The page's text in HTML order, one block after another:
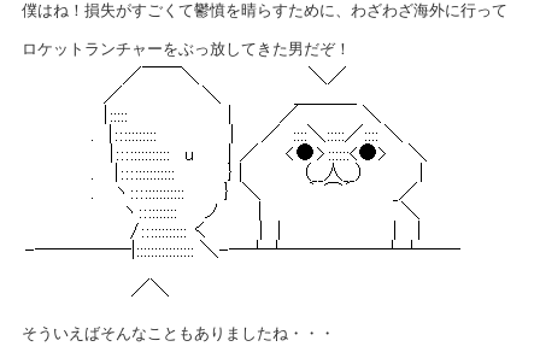
僕はね！損失がすごくて鬱憤を晴らすために、わざわざ海外に行って
ロケットランチャーをぶっ放してきた男だぞ！
そういえばそんなこともありましたね・・・